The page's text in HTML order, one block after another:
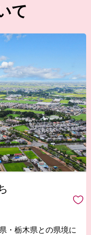
て
・栃木県との県境に